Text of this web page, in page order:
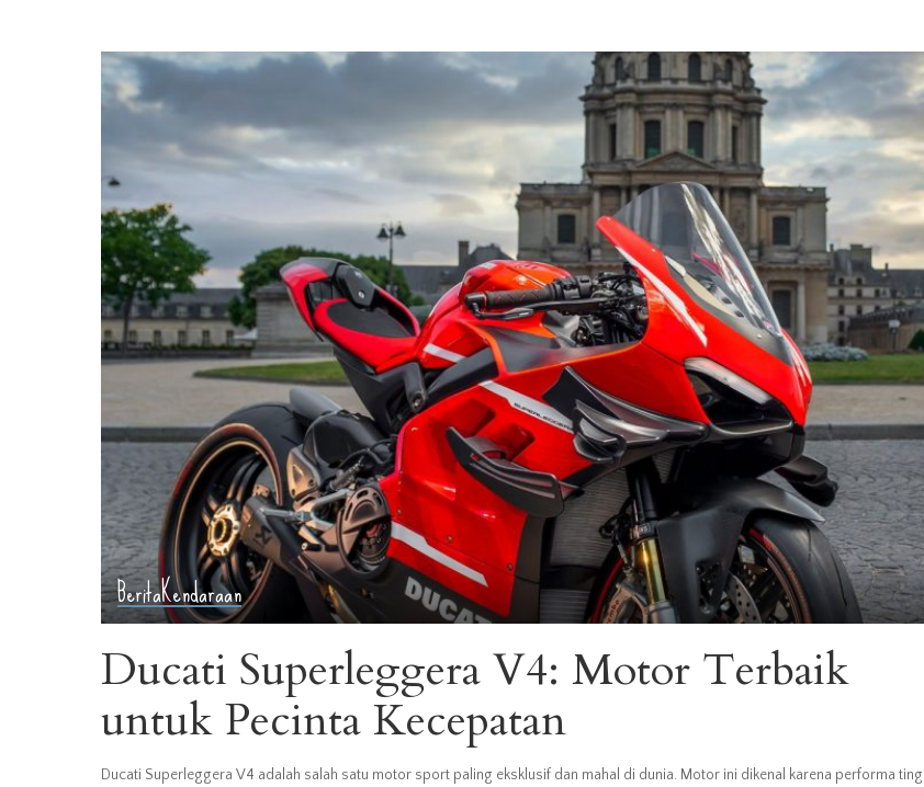
BeritaKendaraan
Ducati Superleggera V4: Motor Terbaik
untuk Pecinta Kecepatan
Ducati Superleggera V4 adalah salah satu motor sport paling eksklusif dan mahal di dunia. Motor ini dikenal karena performa